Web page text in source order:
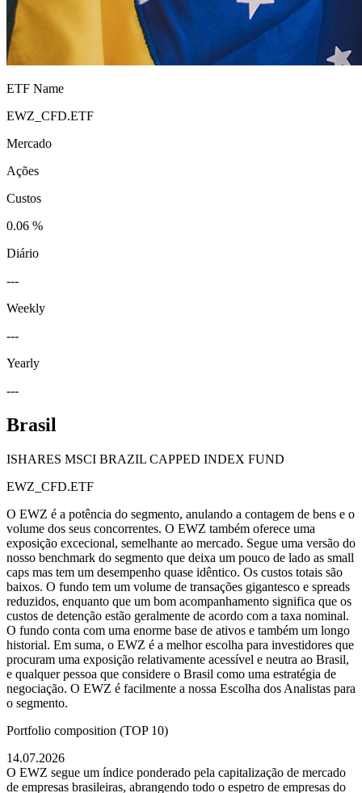
ETF Name
EWZ_CFD.ETF
Mercado
Ações
Custos
0.06 %
Diário
---
Weekly
---
Yearly
---
Brasil
ISHARES MSCI BRAZIL CAPPED INDEX FUND
EWZ_CFD.ETF
O EWZ é a potência do segmento, anulando a contagem de bens e o
volume dos seus concorrentes. O EWZ também oferece uma
exposição excecional, semelhante ao mercado. Segue uma versão do
nosso benchmark do segmento que deixa um pouco de lado as small
caps mas tem um desempenho quase idêntico. Os custos totais são
baixos. O fundo tem um volume de transações gigantesco e spreads
reduzidos, enquanto que um bom acompanhamento significa que os
custos de detenção estão geralmente de acordo com a taxa nominal.
O fundo conta com uma enorme base de ativos e também um longo
historial. Em suma, o EWZ é a melhor escolha para investidores que
procuram uma exposição relativamente acessível e neutra ao Brasil,
e qualquer pessoa que considere o Brasil como uma estratégia de
negociação. O EWZ é facilmente a nossa Escolha dos Analistas para
o segmento.
Portfolio composition (TOP 10)
14.07.2026
O EWZ segue um índice ponderado pela capitalização de mercado
de empresas brasileiras, abrangendo todo o espetro de empresas do